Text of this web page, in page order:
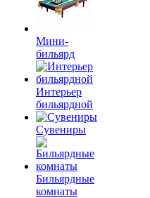
Мини-
бильярд
Интерьер
бильярдной
Сувениры
Бильярдные
комнаты